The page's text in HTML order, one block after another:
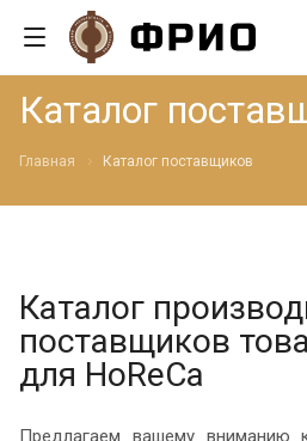
Каталог
Главная Каталог поставщиков
Каталог
поставщиков
для HoReCa
Предлагаем вашему вниманию